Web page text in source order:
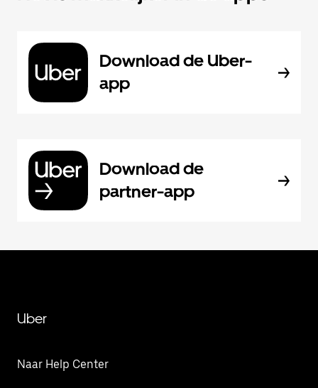
Download de Uber-
app
Download de
partner-app
Uber
Naar Help Center